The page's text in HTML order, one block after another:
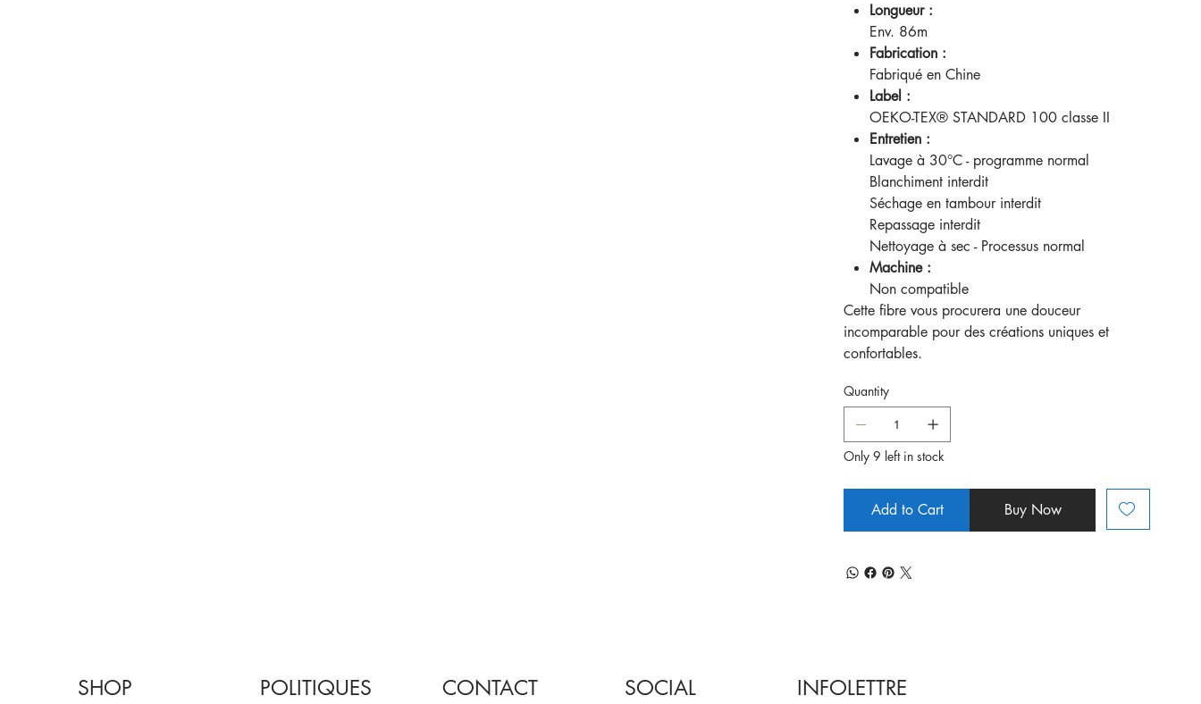
Longueur :
Env. 86m
Fabrication :
Fabriqué en Chine
Label :
OEKO-TEX® STANDARD 100 classe II
Entretien :
Lavage à 30°C - programme normal
Blanchiment interdit
Séchage en tambour interdit
Repassage interdit
Nettoyage à sec - Processus normal
Machine :
Non compatible
Cette fibre vous procurera une douceur
incomparable pour des créations uniques et
confortables.
Quantity
Only 9 left in stock
Add to Cart Buy Now
SHOP POLITIQUES CONTACT SOCIAL INFOLETTRE